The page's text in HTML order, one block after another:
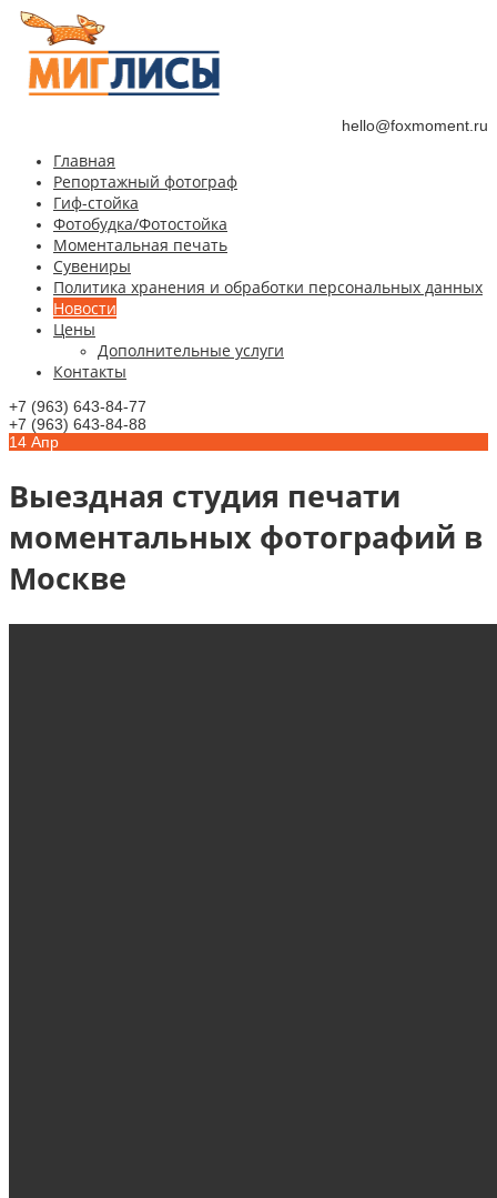
hello@foxmoment.ru
Главная
Репортажный фотограф
Гиф-стойка
Фотобудка/Фотостойка
Моментальная печать
Сувениры
Политика хранения и обработки персональных данных
Новости
Цены
Дополнительные услуги
Контакты
+7 (963) 643-84-77
+7 (963) 643-84-88
14 Апр
Выездная студия печати
моментальных фотографий в
Москве